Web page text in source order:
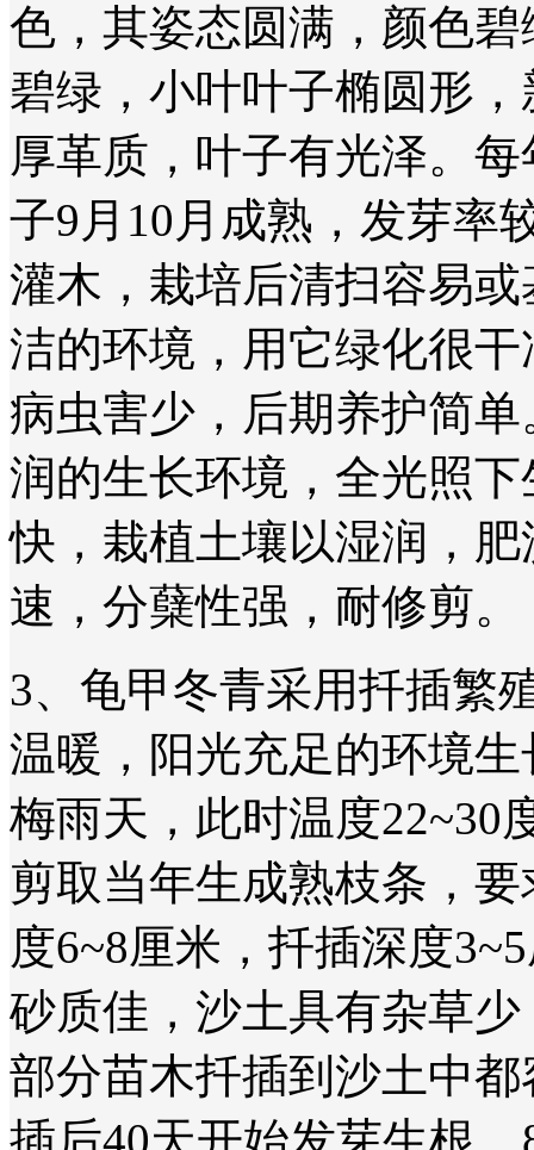
色，其姿态圆满，颜色
碧绿，小叶叶子椭圆形
厚革质，叶子有光泽。
子9月10月成熟，发芽率
灌木，栽培后清扫容易
洁的环境，用它绿化很
病虫害少，后期养护简
润的生长环境，全光照
快，栽植土壤以湿润，
速，分蘖性强，耐修剪。
3、龟甲冬青采用扦插繁
温暖，阳光充足的环境
梅雨天，此时温度22~30
剪取当年生成熟枝条，
度6~8厘米，扦插深度
砂质佳，沙土具有杂草
部分苗木扦插到沙土中